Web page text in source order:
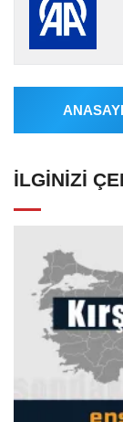
İLGINIZI